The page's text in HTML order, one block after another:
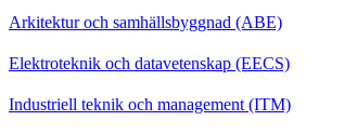
Arkitektur och samhällsbyggnad (ABE)
Elektroteknik och datavetenskap (EECS)
Industriell teknik och management (ITM)